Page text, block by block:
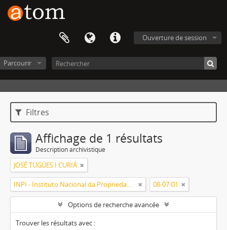
Ouverture de session
Parcourir
Filtres
Affichage de 1 résultats
Description archivistique
JOSÉ TUGÚES I CURIÁ
INPI - Instituto Nacional da Propriedade Industrial 08-07-01
Options de recherche avancée
Trouver les résultats avec :